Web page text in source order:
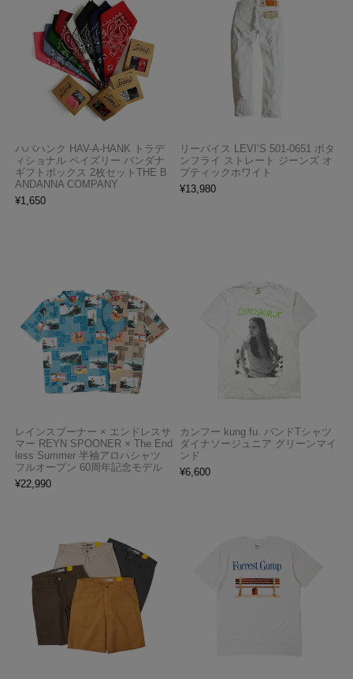
ハバハンク HAV-A-HANK トラデ
ィショナル ペイズリー バンダナ
ギフトボックス 2枚セットTHE B
ANDANNA COMPANY
¥1,650
リーバイス LEVI’S 501-0651 ボタ
ンフライ ストレート ジーンズ オ
プティックホワイト
¥13,980
レインスプーナー × エンドレスサ
マー REYN SPOONER × The End
less Summer 半袖アロハシャツ
フルオープン 60周年記念モデル
¥22,990
カンフー kung fu. バンドTシャツ
ダイナソージュニア グリーンマイ
ンド
¥6,600